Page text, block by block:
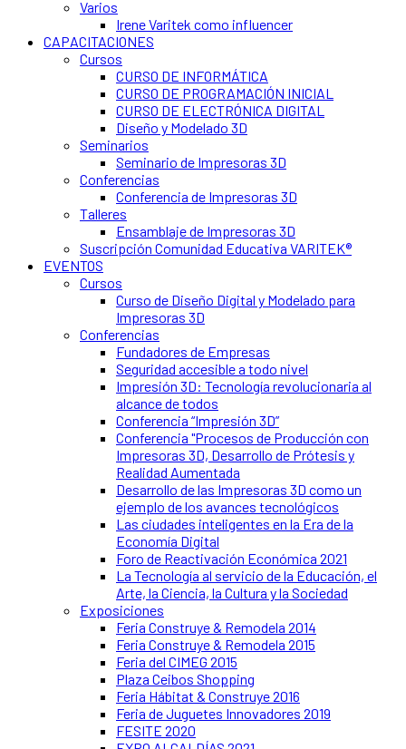
Varios
Irene Varitek como influencer
CAPACITACIONES
Cursos
CURSO DE INFORMÁTICA
CURSO DE PROGRAMACIÓN INICIAL
CURSO DE ELECTRÓNICA DIGITAL
Diseño y Modelado 3D
Seminarios
Seminario de Impresoras 3D
Conferencias
Conferencia de Impresoras 3D
Talleres
Ensamblaje de Impresoras 3D
Suscripción Comunidad Educativa VARITEK®
EVENTOS
Cursos
Curso de Diseño Digital y Modelado para
Impresoras 3D
Conferencias
Fundadores de Empresas
Seguridad accesible a todo nivel
Impresión 3D: Tecnología revolucionaria al
alcance de todos
Conferencia “Impresión 3D”
Conferencia "Procesos de Producción con
Impresoras 3D, Desarrollo de Prótesis y
Realidad Aumentada
Desarrollo de las Impresoras 3D como un
ejemplo de los avances tecnológicos
Las ciudades inteligentes en la Era de la
Economía Digital
Foro de Reactivación Económica 2021
La Tecnología al servicio de la Educación, el
Arte, la Ciencia, la Cultura y la Sociedad
Exposiciones
Feria Construye & Remodela 2014
Feria Construye & Remodela 2015
Feria del CIMEG 2015
Plaza Ceibos Shopping
Feria Hábitat & Construye 2016
Feria de Juguetes Innovadores 2019
FESITE 2020